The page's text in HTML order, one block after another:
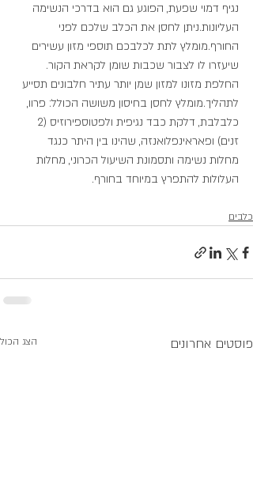
נגיף דמוי שפעת, הפוגע גם הוא בדרכי הנשימה
העליונות.ניתן לחסן את הכלב שלכם לפני
החורף.מומלץ לתת לכלבכם תוספי מזון עשירים
שיעזרו לו לצבור שכבות שומן לקראת הקור.
החלפת מזונו למזון שמן יותר עתיר חלבונים תסייע
לתהליך.מומלץ לחסן בחיסון משושה הכולל: פרוו,
זנים) ופאראינפלואנזה, שהינו בין היתר כנגד
מחלות נשימה ותסמונת השיעול הכרוני, מחלות
העלולות להתפרץ במיוחד בחורף.
כלבים
פוסטים אחרונים הצג הכול